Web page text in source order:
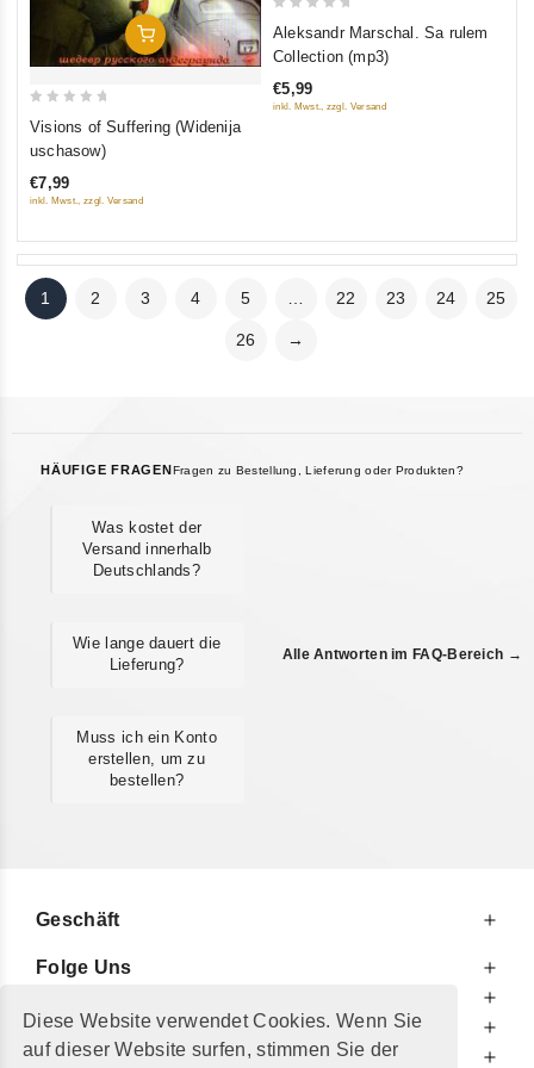
Diese Website verwendet Cookies. Wenn Sie
auf dieser Website surfen, stimmen Sie der
In Den Warenkorb
5
Visions of Suffering (Widenija
uschasow)
€7,99
inkl. Mwst., zzgl. Versand
5
Aleksandr Marschal. Sa rulem
Collection (mp3)
€5,99
inkl. Mwst., zzgl. Versand
1 2 3 4 5 22 23 24 25
26 →
HÄUFIGE FRAGEN Fragen zu Bestellung, Lieferung oder Produkten?
Was kostet der
Versand innerhalb
Deutschlands?
Wie lange dauert die
Lieferung?
Muss ich ein Konto
erstellen, um zu
bestellen?
Alle Antworten im FAQ-Bereich →
Geschäft
Folge Uns
Zu Ihrer Information
Zusätzlich